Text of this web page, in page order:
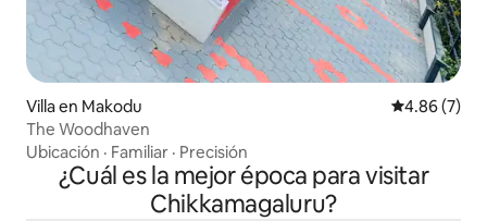
Villa en Makodu Calificación
4.86 (7)
The Woodhaven
Ubicación · Familiar · Precisión
¿Cuál es la mejor época para visitar
Chikkamagaluru?